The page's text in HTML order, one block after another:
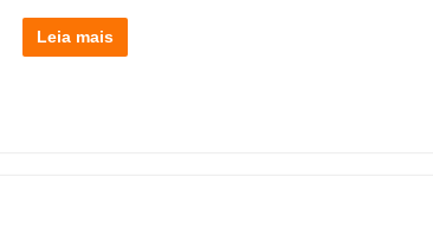
Leia mais